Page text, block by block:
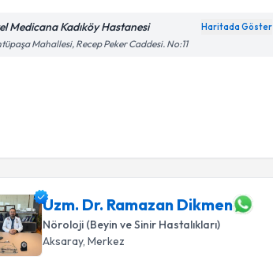
Medicana Kadıköy Hastanesi Haritada Göster
Mahallesi, Recep Peker Caddesi. No:11
Uzm. Dr. Ramazan Dikmen
Nöroloji (Beyin ve Sinir Hastalıkları)
Aksaray,Merkez